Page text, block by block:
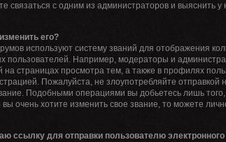
связаться с одним из администраторов и выяснить у
его?
используют систему званий для отображения
пользователей. Например, модераторы и
страницах просмотра тем, а также в профилях
Пожалуйста, не злоупотребляйте
Подобными операциями вы добьетесь лишь
очень хотите изменить свое звание, то можете
ссылку для отправки пользователю